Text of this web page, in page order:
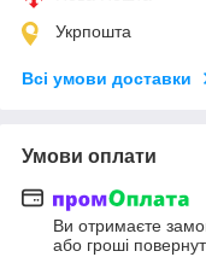
Укрпошта
Всі умови доставки
Умови оплати
Ви отримаєте
або гроші